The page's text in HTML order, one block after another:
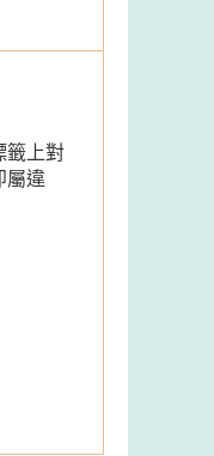
籤上對
屬違